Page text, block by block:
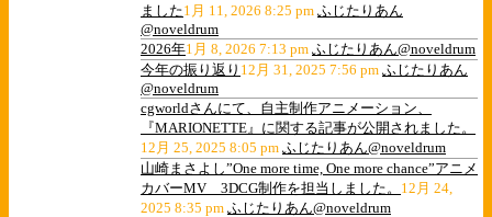
ました1月 11, 2026 8:25 pm ふじたりあん
@noveldrum
2026年1月 8, 2026 7:13 pm ふじたりあん@noveldrum
今年の振り返り 12月 31, 2025 7:56 pm ふじたりあん
@noveldrum
cgworldさんにて、自主制作アニメーション、
『MARIONETTE』に関する記事が公開されました。
12月 25, 2025 8:05 pm ふじたりあん@noveldrum
山崎まさよし”One more time, One more chance”アニメ
カバーMV 3DCG制作を担当しました。 12月 24,
2025 8:35 pm ふじたりあん@noveldrum